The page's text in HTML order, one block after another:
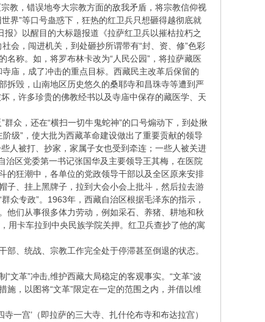
，错误地夸大宗教方面的敌我矛盾，将宗教信仰视
界”等口号蛊惑下，狂热的红卫兵只想砸得越彻底就
》以醒目的大标题报道《拉萨红卫兵以摧枯拉朽之
会，闯进机关，到处砸抄所谓带有“封、资、修”色彩
名称。如，将罗布林卡改为“人民公园”，将拉萨藏医
庙，成了冲击的重点目标。西藏民主改革后保留的
拆毁，山南地区历史悠久的桑耶寺和昌珠寺等遭到严
，许多珍贵的佛教经书以及寺庙中保存的藏医学、天
众，还在“横扫一切牛鬼蛇神”的口号煽动下，到处揪
阶级”，使大批为西藏革命建设做出了重要贡献的领导
人被打、抄家，家属子女也受到牵连；一些人被关进
治区党委第一书记张国华及主要领导王其梅，在医院
的狂潮中，各单位的党政领导干部以及全区原来安排
子、挂上黑牌子，拉到大会小会上批斗，然后拉去游
众专政”。1963年，西藏自治区根据毛泽东的指示，
他们从事很多体力劳动，例如采石、养猪、耕地和秋
用卡车拉到中央民族学院关押。红卫兵查抄了他的寓
、统战、宗教工作完全处于停滞甚至倒退的状态。
革”冲击,维护西藏大局稳定的客观事实。“文革”波
施，以图将“文革”限定在一定的范围之内，并借以维
宫’（即拉萨的三大寺、扎什伦布寺和布达拉宫）